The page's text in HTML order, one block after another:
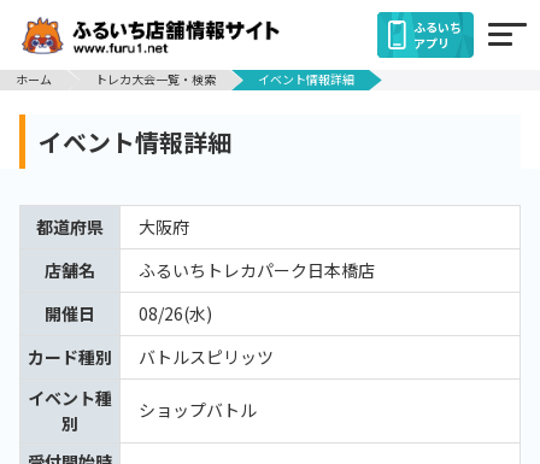
ふるいち
アプリ
ホーム
トレカ大会一覧・検索 イベント情報詳細
イベント情報詳細
都道府県
大阪府
店舗名
ふるいちトレカパーク日本橋店
開催日
08/26(水)
カード種別
バトルスピリッツ
イベント種
別
ショップバトル